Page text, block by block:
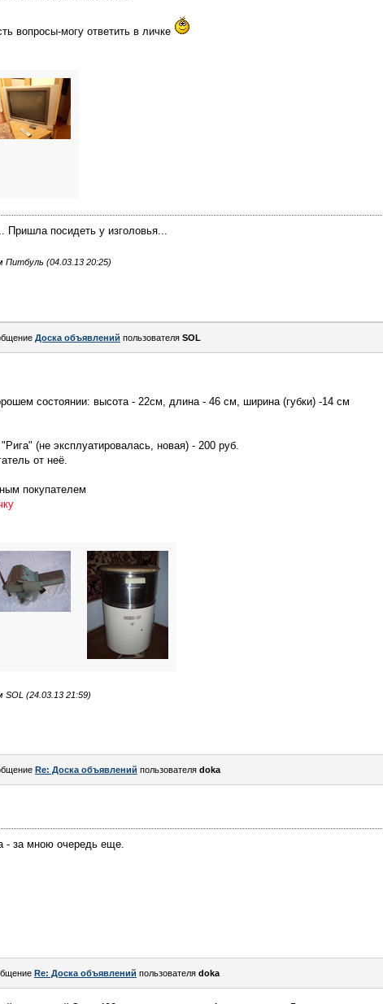
вопросы-могу ответить в личке
посидеть у изголовья...
Питбуль (04.03.13 20:25)
Доска объявлений пользователя SOL
состоянии: высота - 22см, длина - 46 см, ширина (губки) -14 см
(не эксплуатировалась, новая) - 200 руб.
от неё.
покупателем
SOL (24.03.13 21:59)
Re: Доска объявлений пользователя doka
- за мною очередь еще.
Re: Доска объявлений пользователя doka